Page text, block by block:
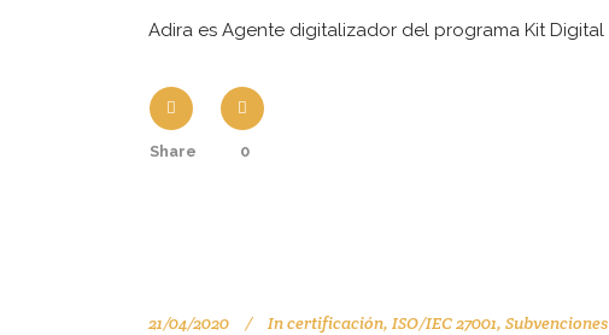
Adira es Agente digitalizador del programa Kit Digital
Share 0
21/04/2020 Incertificación, ISO/IEC 27001, Subvenciones